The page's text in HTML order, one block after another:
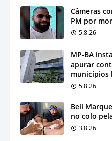
Câmeras
PM por
5.8.26
MP-BA
apurar
municípios
5.8.26
Bell
no colo
3.8.26